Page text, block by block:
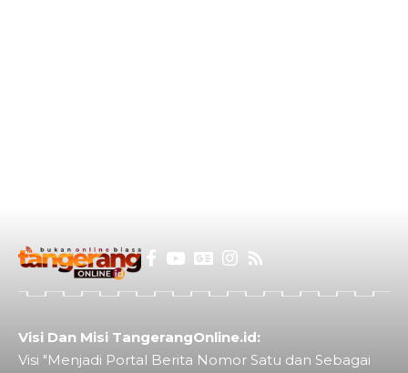
Visi Dan Misi TangerangOnline.id:
Visi "Menjadi Portal Berita Nomor Satu dan Sebagai